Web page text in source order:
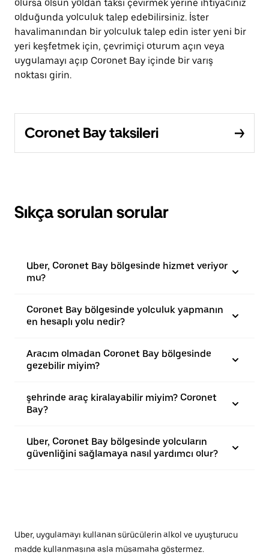
olursa olsun yoldan taksi çevirmek yerine ihtiyacınız
olduğunda yolculuk talep edebilirsiniz. İster
havalimanından bir yolculuk talep edin ister yeni bir
yeri keşfetmek için, çevrimiçi oturum açın veya
uygulamayı açıp Coronet Bay içinde bir varış
noktası girin.
Coronet Bay taksileri
Sıkça sorulan sorular
Uber, Coronet Bay bölgesinde hizmet veriyor
mu?
Coronet Bay bölgesinde yolculuk yapmanın
en hesaplı yolu nedir?
Aracım olmadan Coronet Bay bölgesinde
gezebilir miyim?
şehrinde araç kiralayabilir miyim? Coronet
Bay?
Uber, Coronet Bay bölgesinde yolcuların
güvenliğini sağlamaya nasıl yardımcı olur?
Uber, uygulamayı kullanan sürücülerin alkol ve uyuşturucu
madde kullanmasına asla müsamaha göstermez.